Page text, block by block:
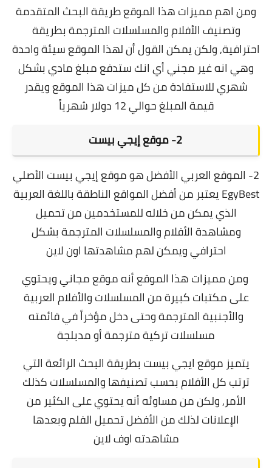
ومن اهم مميزات هذا الموقع طريقة البحث المتقدمة
وتصنيف الأفلام والمسلسلات المترجمة بطريقة
احترافية, ولكن يمكن القول أن لهذا الموقع سيئة واحدة
وهي انه غير مجني أي انك ستدفع مبلغ مادي بشكل
شهري للاستفادة من كل ميزات هذا الموقع ويقدر
قيمة المبلغ حوالي 12 دولار شهرياً
2- موقع إيجي بيست
2- الموقع العربي الأفضل هو
موقع إيجي بيست الأصلي
EgyBest يعتبر من أفضل المواقع الناطقة باللغة العربية
الذي يمكن من خلاله للمستخدمين من تحميل
ومشاهدة الأفلام والمسلسلات المترجمة بشكل
احترافي ويمكن لهم مشاهدتها اون لاين
ومن مميزات هذا الموقع أنه موقع مجاني ويحتوي
على مكتبات كبيرة من المسلسلات والأفلام العربية
والأجنبية المترجمة وحتى دخل مؤخراً في قائمته
مسلسلات تركية مترجمة أو مدبلجة
يتميز موقع ايجي بيست بطريقة البحث الرائعة التي
ترتب كل الأفلام بحسب تصنيفها والمسلسلات كذلك
الأمر, ولكن من مساوئه أنه يحتوي على الكثير من
الإعلانات لذلك من الأفضل تحميل الفلم وبعدها
مشاهدته اوف لاين